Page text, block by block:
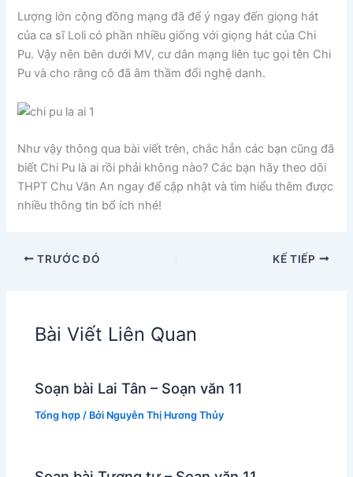
Lượng lớn cộng đồng mạng đã để ý ngay đến giọng hát
của ca sĩ Loli có phần nhiều giống với giọng hát của Chi
Pu. Vậy nên bên dưới MV, cư dân mạng liên tục gọi tên Chi
Pu và cho rằng cô đã âm thầm đổi nghệ danh.
Như vậy thông qua bài viết trên, chắc hẳn các bạn cũng đã
biết Chi Pu là ai rồi phải không nào? Các bạn hãy theo dõi
THPT Chu Văn An ngay để cập nhật và tìm hiểu thêm được
nhiều thông tin bổ ích nhé!
TRƯỚC ĐÓ KẾ TIẾP
Bài Viết Liên Quan
Soạn bài Lai Tân – Soạn văn 11
Tổng hợp / Bởi Nguyễn Thị Hương Thủy